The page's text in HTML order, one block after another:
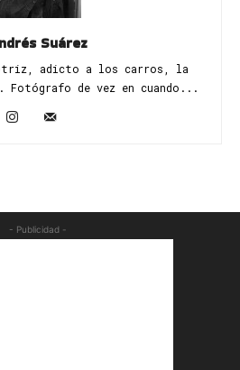
Suárez
adicto a los carros, la
de vez en cuando...
- Publicidad -